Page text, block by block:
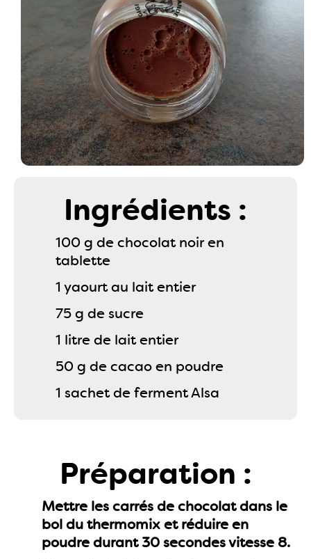
Ingrédients :
100 g de chocolat noir en
tablette
1 yaourt au lait entier
75 g de sucre
1 litre de lait entier
50 g de cacao en poudre
1 sachet de ferment Alsa
Préparation :
Mettre les carrés de chocolat dans le
bol du thermomix et réduire en
poudre durant 30 secondes vitesse 8.